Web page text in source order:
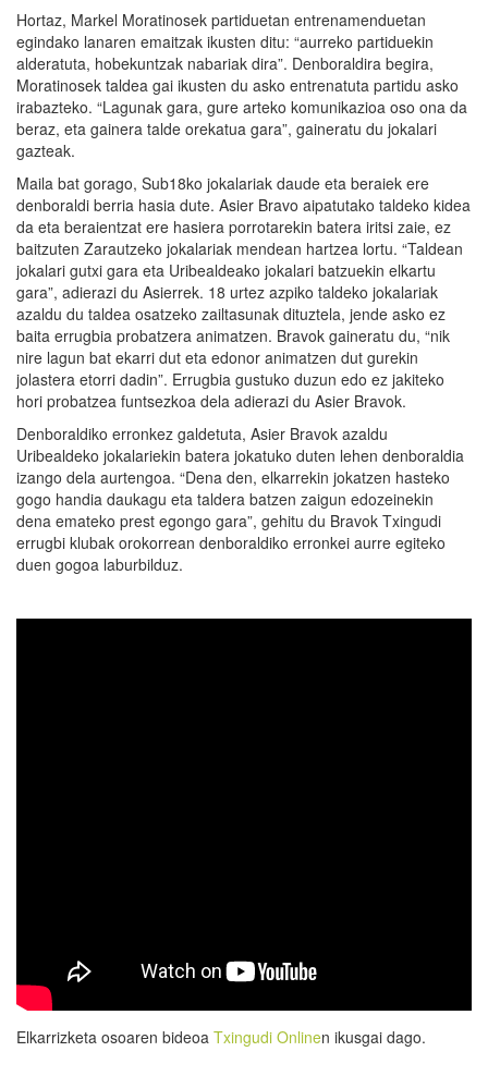
Hortaz, Markel Moratinosek partiduetan entrenamenduetan
egindako lanaren emaitzak ikusten ditu: “aurreko partiduekin
alderatuta, hobekuntzak nabariak dira”. Denboraldira begira,
Moratinosek taldea gai ikusten du asko entrenatuta partidu asko
irabazteko. “Lagunak gara, gure arteko komunikazioa oso ona da
beraz, eta gainera talde orekatua gara”, gaineratu du jokalari
gazteak.
Maila bat gorago, Sub18ko jokalariak daude eta beraiek ere
denboraldi berria hasia dute. Asier Bravo aipatutako taldeko kidea
da eta beraientzat ere hasiera porrotarekin batera iritsi zaie, ez
baitzuten Zarautzeko jokalariak mendean hartzea lortu. “Taldean
jokalari gutxi gara eta Uribealdeako jokalari batzuekin elkartu
gara”, adierazi du Asierrek. 18 urtez azpiko taldeko jokalariak
azaldu du taldea osatzeko zailtasunak dituztela, jende asko ez
baita errugbia probatzera animatzen. Bravok gaineratu du, “nik
nire lagun bat ekarri dut eta edonor animatzen dut gurekin
jolastera etorri dadin”. Errugbia gustuko duzun edo ez jakiteko
hori probatzea funtsezkoa dela adierazi du Asier Bravok.
Denboraldiko erronkez galdetuta, Asier Bravok azaldu
Uribealdeko jokalariekin batera jokatuko duten lehen denboraldia
izango dela aurtengoa. “Dena den, elkarrekin jokatzen hasteko
gogo handia daukagu eta taldera batzen zaigun edozeinekin
dena emateko prest egongo gara”, gehitu du Bravok Txingudi
errugbi klubak orokorrean denboraldiko erronkei aurre egiteko
duen gogoa laburbilduz.
Elkarrizketa osoaren bideoa Txingudi Onlinen ikusgai dago.